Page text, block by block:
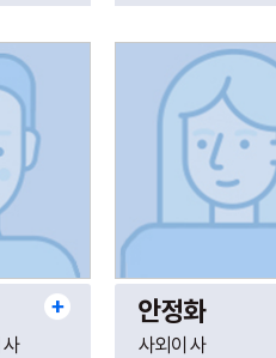
안정화
사외이사